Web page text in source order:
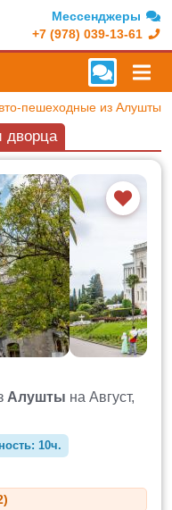
Мессенджеры
+7 (978) 039-13-61
пешеходные из Алушты
дворца
Алушты на Август,
10ч.